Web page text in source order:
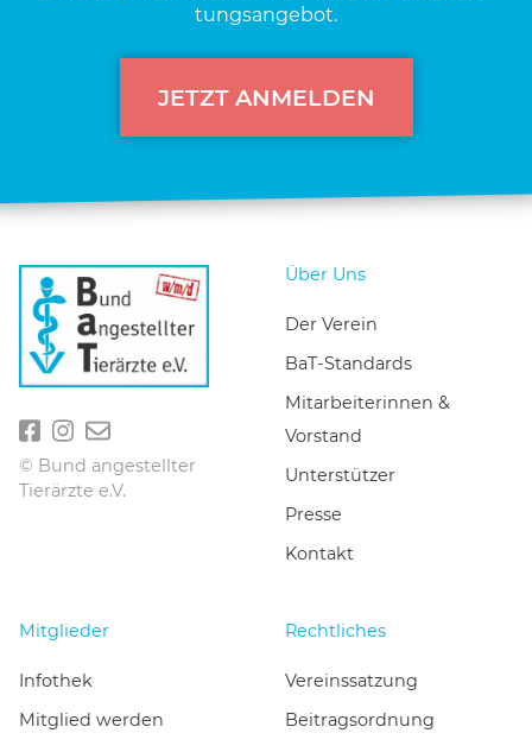
tungs­an­ge­bot.
JETZT ANMELDEN
© Bund angestellter
Tierärzte e.V.
Über Uns
Der Verein
BaT-Standards
Mitarbeiterinnen &
Vorstand
Unterstützer
Presse
Kontakt
Mitglieder
Infothek
Mitglied werden
Rechtliches
Vereinssatzung
Beitragsordnung